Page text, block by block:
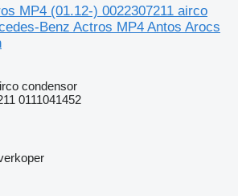
MP4 (01.12-) 0022307211 airco
Benz Actros MP4 Antos Arocs
condensor
0111041452